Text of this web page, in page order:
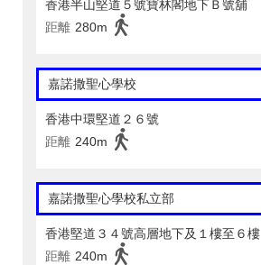
香港半山堅道５號寶林閣地下Ｂ號舖
距離 280m
嘉諾撒聖心學校
香港中環堅道２６號
距離 240m
嘉諾撒聖心學校私立部
香港堅道３４號高層地下及１樓至６樓
距離 240m